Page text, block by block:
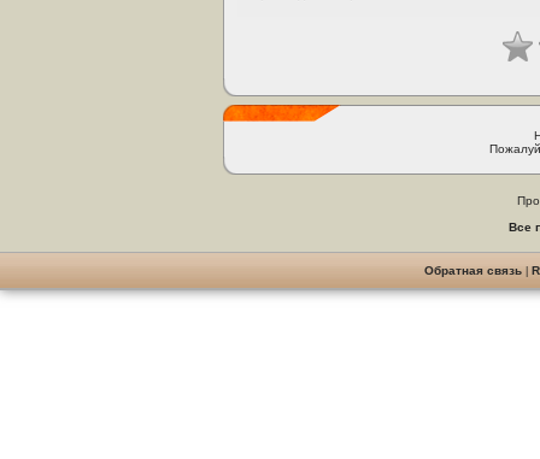
Все
Обратная связь